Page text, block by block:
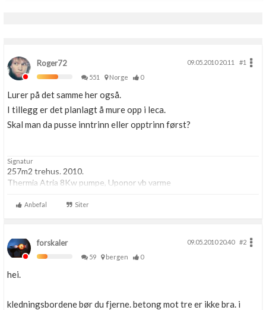
Roger72 09.05.2010 20.11
#1
551
Norge 0
Lurer på det samme her også.
I tillegg er det planlagt å mure opp i leca.
Skal man da pusse inntrinn eller opptrinn først?
Signatur
257m2 trehus. 2010.
Thermia Atria 8Kw pumpe, Uponor vb varme
Anbefal Siter
forskaler 09.05.2010 20.40
#2
59
bergen 0
hei.
kledningsbordene bør du fjerne. betong mot tre er ikke bra. i